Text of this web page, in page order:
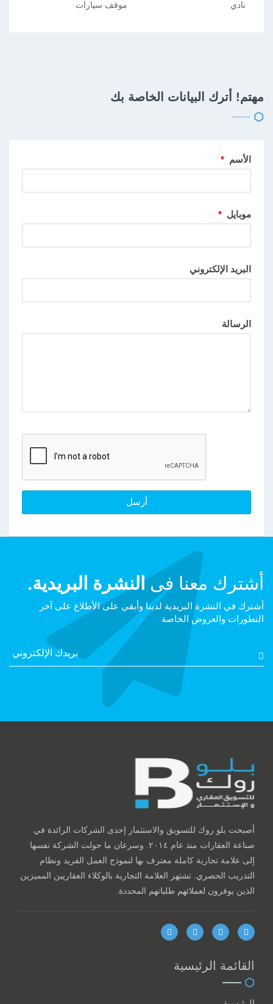
موقف سيارات نادي
مهتم! أترك البيانات الخاصة بك
الأسم *
موبايل *
البريد الإلكتروني
الرسالة
أشترك معنا فىالنشرة البريدية.
أشترك في النشرة البريدية لدينا وأبقي على الأطلاع على آخر
التطورات والعروض الخاصة
أصبحت بلو روك للتسويق والاستثمار إحدى الشركات الرائدة في
صناعة العقارات منذ عام ٢٠١٤. وسرعان ما حولت الشركة نفسها
إلى علامة تجارية كاملة معترف بها لنموذج العمل الفريد ونظام
التدريب الحصري. تشتهر العلامة التجارية بالوكلاء العقاريين المميزين
الذين يوفرون لعملائهم طلباتهم المحددة.
القائمة الرئيسية